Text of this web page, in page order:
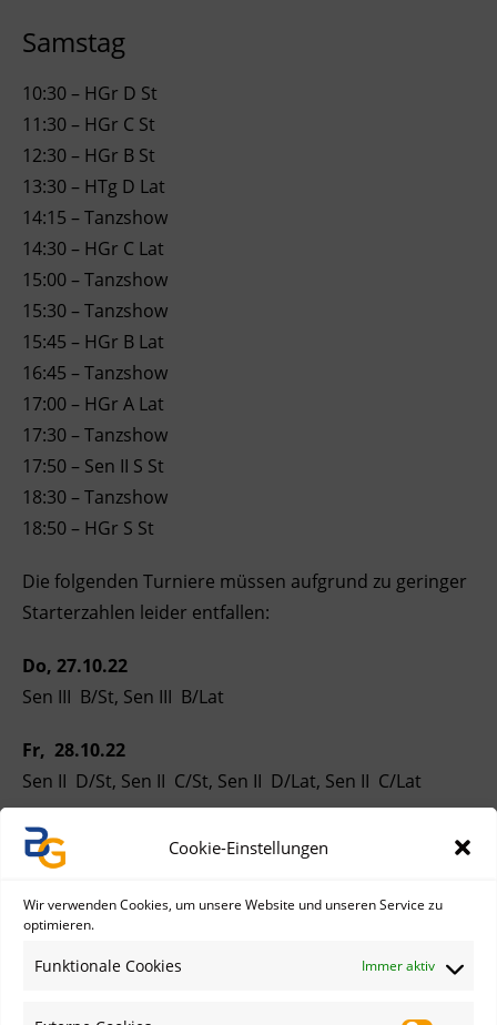
Cookie-Einstellungen
Wir verwenden Cookies, um unsere Website und unseren Service zu
optimieren.
Funktionale Cookies Immer aktiv
Samstag
10:30 – HGr D St
11:30 – HGr C St
12:30 – HGr B St
13:30 – HTg D Lat
14:15 – Tanzshow
14:30 – HGr C Lat
15:00 – Tanzshow
15:30 – Tanzshow
15:45 – HGr B Lat
16:45 – Tanzshow
17:00 – HGr A Lat
17:30 – Tanzshow
17:50 – Sen II S St
18:30 – Tanzshow
18:50 – HGr S St
Die folgenden Turniere müssen aufgrund zu geringer
Starterzahlen leider entfallen:
Do, 27.10.22
Sen III B/St, Sen III B/Lat
Fr, 28.10.22
Sen II D/St, Sen II C/St, Sen II D/Lat, Sen II C/Lat
An beiden Tagen werden viele Tanzshows stattfinden,
es lohnt sich also trotzdem vorbeizuschauen!